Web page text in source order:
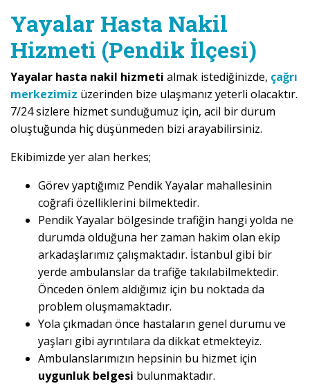
Yayalar Hasta Nakil
Hizmeti (Pendik İlçesi)
Yayalar hasta nakil hizmeti almak istediğinizde, çağrı
merkezimiz üzerinden bize ulaşmanız yeterli olacaktır.
7/24 sizlere hizmet sunduğumuz için, acil bir durum
oluştuğunda hiç düşünmeden bizi arayabilirsiniz.
Ekibimizde yer alan herkes;
Görev yaptığımız Pendik Yayalar mahallesinin
coğrafi özelliklerini bilmektedir.
Pendik Yayalar bölgesinde trafiğin hangi yolda ne
durumda olduğuna her zaman hakim olan ekip
arkadaşlarımız çalışmaktadır. İstanbul gibi bir
yerde ambulanslar da trafiğe takılabilmektedir.
Önceden önlem aldığımız için bu noktada da
problem oluşmamaktadır.
Yola çıkmadan önce hastaların genel durumu ve
yaşları gibi ayrıntılara da dikkat etmekteyiz.
Ambulanslarımızın hepsinin bu hizmet için
uygunluk belgesi bulunmaktadır.